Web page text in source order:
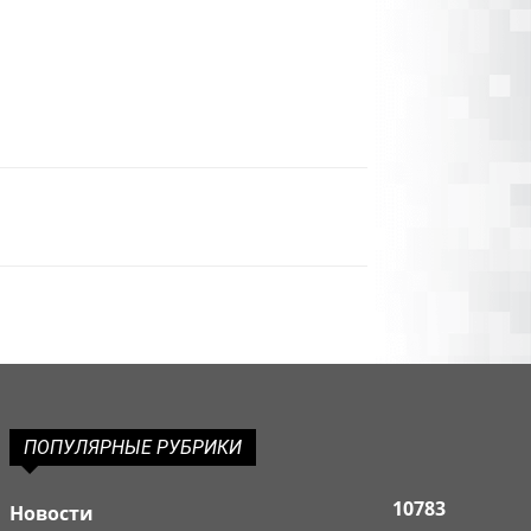
ПОПУЛЯРНЫЕ РУБРИКИ
Новости 10783